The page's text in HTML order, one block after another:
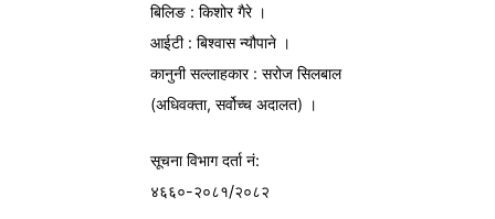
बिलिङ : किशोर गैरे ।
आईटी : बिश्वास न्यौपाने ।
कानुनी सल्लाहकार : सरोज सिलबाल
(अधिवक्ता, सर्वोच्च अदालत) ।
सूचना विभागदर्ता नं:
४६६०-२०८१/२०८२